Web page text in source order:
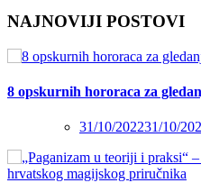
NAJNOVIJI POSTOVI
8 opskurnih hororaca za
31/10/202231/10/